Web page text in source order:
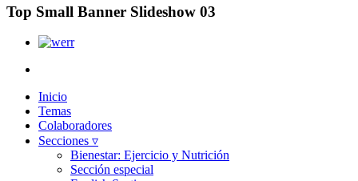
Top Small Banner Slideshow 03
Inicio
Temas
Colaboradores
Secciones ▿
Bienestar: Ejercicio y Nutrición
Sección especial